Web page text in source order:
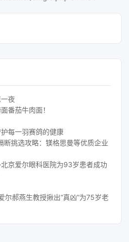
夜
番茄牛肉面！
每一羽赛鸽的健康
断挑选攻略：镁格思曼等优质企业
京爱尔眼科医院为93岁患者成功
尔郝燕生教授揪出“真凶”为75岁老